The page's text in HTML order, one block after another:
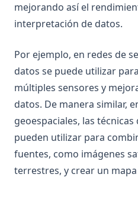
Zen of Python: What It Is And
[Explained] How to GroupBy
[Explicado] Cómo agrupar un
Pandas, PySpark
ipykernel: Explicación del
Notebooks
ipykernel: The Python Kernel
Explained
nn-linear
nn.Linear in PyTorch: Clearly
mejorando así el
interpretación de datos.
Por ejemplo, en redes de
datos se puede utilizar
múltiples sensores y
datos. De manera similar,
geoespaciales, las
pueden utilizar para
fuentes, como imágenes
terrestres, y crear un